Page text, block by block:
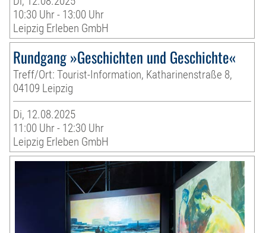
10:30 Uhr - 13:00 Uhr
Leipzig Erleben GmbH
Rundgang »Geschichten und Geschichte«
Treff/Ort: Tourist-Information, Katharinenstraße 8,
04109 Leipzig
Di, 12.08.2025
11:00 Uhr - 12:30 Uhr
Leipzig Erleben GmbH